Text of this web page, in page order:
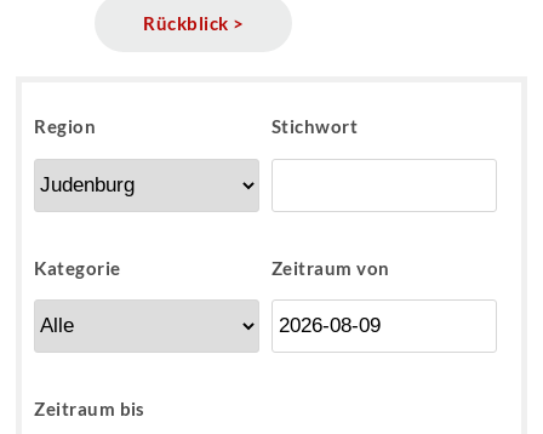
Rückblick >
Region Stichwort
Kategorie Zeitraum von
Zeitraum bis